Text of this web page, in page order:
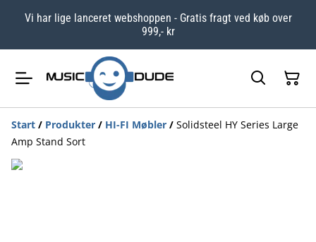
Vi har lige lanceret webshoppen - Gratis fragt ved køb over
999,- kr
Start / Produkter / HI-FI Møbler / Solidsteel HY Series Large
Amp Stand Sort